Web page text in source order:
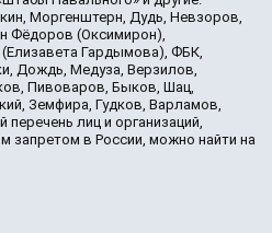
Моргенштерн, Дудь, Невзоров,
Фёдоров (Оксимирон),
Гардымова), ФБК,
Дождь, Медуза, Верзилов,
Пивоваров, Быков, Шац,
Земфира, Гудков, Варламов,
лиц и организаций,
запретом в России, можно найти на